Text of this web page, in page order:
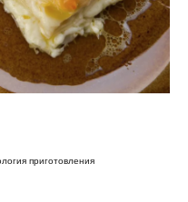
приготовления